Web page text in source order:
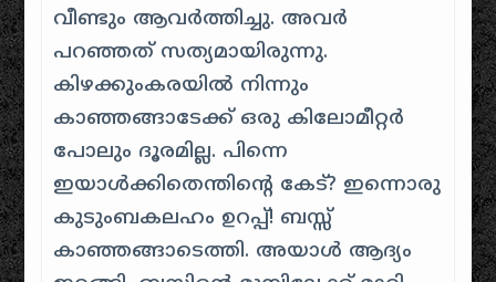
വീണ്ടും ആവര്‍ത്തിച്ചു. അവര്‍
പറഞ്ഞത് സത്യമായിരുന്നു.
കിഴക്കുംകരയില്‍ നിന്നും
കാഞ്ഞങ്ങാടേക്ക് ഒരു കിലോമീറ്റര്‍
പോലും ദൂരമില്ല. പിന്നെ
ഇയാള്‍ക്കിതെന്തിന്റെ കേട്? ഇന്നൊരു
കുടുംബകലഹം ഉറപ്പ്! ബസ്സ്
കാഞ്ഞങ്ങാടെത്തി. അയാള്‍ ആദ്യം